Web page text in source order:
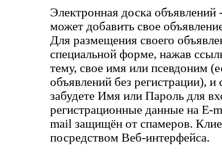
Электронная доска
может добавить свое
Для размещения своего
специальной форме, нажав
тему, свое имя или псевдоним
объявлений без регистрации),
забудете Имя или Пароль для
регистрационные данные на E-
mail защищён от спамеров.
посредством Веб-интерфейса.